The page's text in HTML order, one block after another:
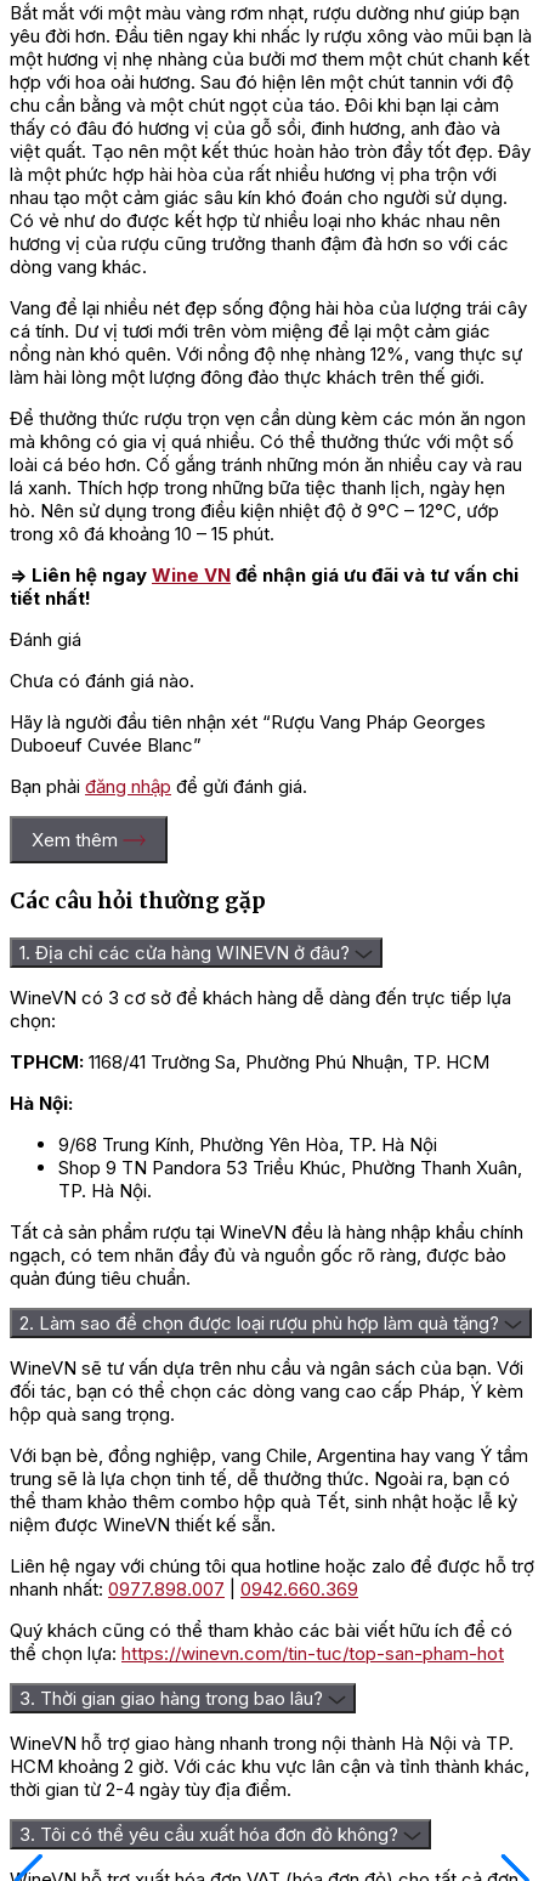
Bắt mắt với một màu vàng rơm nhạt, rượu dường như giúp bạn
yêu đời hơn. Đầu tiên ngay khi nhấc ly rượu xông vào mũi bạn là
một hương vị nhẹ nhàng của bưởi mơ them một chút chanh kết
hợp với hoa oải hương. Sau đó hiện lên một chút tannin với độ
chu cần bằng và một chút ngọt của táo. Đôi khi bạn lại cảm
thấy có đâu đó hương vị của gỗ sồi, đinh hương, anh đào và
việt quất. Tạo nên một kết thúc hoàn hảo tròn đầy tốt đẹp. Đây
là một phức hợp hài hòa của rất nhiều hương vị pha trộn với
nhau tạo một cảm giác sâu kín khó đoán cho người sử dụng.
Có vẻ như do được kết hợp từ nhiều loại nho khác nhau nên
hương vị của rượu cũng trưởng thanh đậm đà hơn so với các
dòng vang khác.
Vang để lại nhiều nét đẹp sống động hài hòa của lượng trái cây
cá tính. Dư vị tươi mới trên vòm miệng để lại một cảm giác
nồng nàn khó quên. Với nồng độ nhẹ nhàng 12%, vang thực sự
làm hài lòng một lượng đông đảo thực khách trên thế giới.
Để thưởng thức rượu trọn vẹn cần dùng kèm các món ăn ngon
mà không có gia vị quá nhiều. Có thể thưởng thức với một số
loài cá béo hơn. Cố gắng tránh những món ăn nhiều cay và rau
lá xanh. Thích hợp trong những bữa tiệc thanh lịch, ngày hẹn
hò. Nên sử dụng trong điều kiện nhiệt độ ở 9°C – 12°C, ướp
trong xô đá khoảng 10 – 15 phút.
=> Liên hệ ngay Wine VN để nhận giá ưu đãi và tư vấn chi
tiết nhất!
Đánh giá
Chưa có đánh giá nào.
Hãy là người đầu tiên nhận xét “Rượu Vang Pháp Georges
Duboeuf Cuvée Blanc”
Bạn phải đăng nhập để gửi đánh giá.
Xem thêm
Các câu hỏi thường gặp
1. Địa chỉ các cửa hàng WINEVN ở đâu?
WineVN có 3 cơ sở để khách hàng dễ dàng đến trực tiếp lựa
chọn:
TPHCM: 1168/41 Trường Sa, Phường Phú Nhuận, TP. HCM
Hà Nội:
9/68 Trung Kính, Phường Yên Hòa, TP. Hà Nội
Shop 9 TN Pandora 53 Triều Khúc, Phường Thanh Xuân,
TP. Hà Nội.
Tất cả sản phẩm rượu tại WineVN đều là hàng nhập khẩu chính
ngạch, có tem nhãn đầy đủ và nguồn gốc rõ ràng, được bảo
quản đúng tiêu chuẩn.
2. Làm sao để chọn được loại rượu phù hợp làm quà tặng?
WineVN sẽ tư vấn dựa trên nhu cầu và ngân sách của bạn. Với
đối tác, bạn có thể chọn các dòng vang cao cấp Pháp, Ý kèm
hộp quà sang trọng.
Với bạn bè, đồng nghiệp, vang Chile, Argentina hay vang Ý tầm
trung sẽ là lựa chọn tinh tế, dễ thưởng thức. Ngoài ra, bạn có
thể tham khảo thêm combo hộp quà Tết, sinh nhật hoặc lễ kỷ
niệm được WineVN thiết kế sẵn.
Liên hệ ngay với chúng tôi qua hotline hoặc zalo để được hỗ trợ
nhanh nhất: 0977.898.007
0942.660.369
Quý khách cũng có thể tham khảo các bài viết hữu ích để có
thể chọn lựa: https://winevn.com/tin-tuc/top-san-pham-hot
3. Thời gian giao hàng trong bao lâu?
WineVN hỗ trợ giao hàng nhanh trong nội thành Hà Nội và TP.
HCM khoảng 2 giờ. Với các khu vực lân cận và tỉnh thành khác,
thời gian từ 2-4 ngày tùy địa điểm.
3. Tôi có thể yêu cầu xuất hóa đơn đỏ không?